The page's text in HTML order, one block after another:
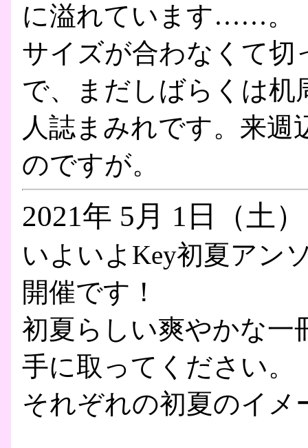
に溢れています……。
サイズが合わなくて
で、まだしばらくは机
人誌まみれです。来
のですが。
2021年 5月 1日（土）
いよいよKey初夏アン
開催です！
初夏らしい爽やかな一
手に取ってください。
それぞれの初夏のイ